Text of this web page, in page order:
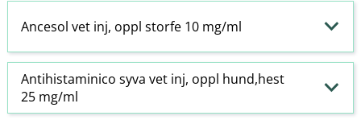
Ancesol vet inj, oppl storfe 10 mg/ml
Antihistaminico syva vet inj, oppl hund,hest
25 mg/ml